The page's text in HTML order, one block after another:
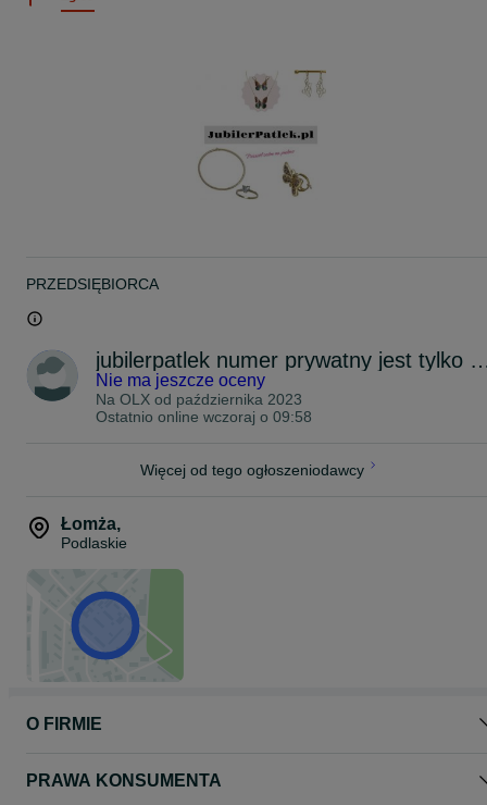
PRZEDSIĘBIORCA
jubilerpatlek numer
Nie ma jeszcze oceny
Na OLX od października 2023
Ostatnio online wczoraj o 09:58
Więcej od tego ogłoszeniodawcy
Łomża,
Podlaskie
O FIRMIE
PRAWA KONSUMENTA